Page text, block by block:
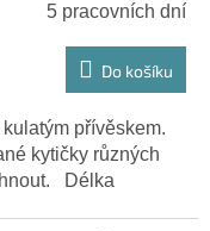
5 pracovních dní
Do košíku
přívěskem.
kytičky různých
Délka